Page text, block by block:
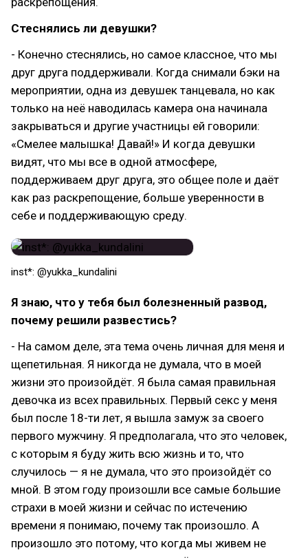
Стеснялись ли девушки?
- Конечно стеснялись, но самое классное, что мы
друг друга поддерживали. Когда снимали бэки на
мероприятии, одна из девушек танцевала, но как
только на неё наводилась камера она начинала
закрываться и другие участницы ей говорили:
«Смелее малышка! Давай!» И когда девушки
видят, что мы все в одной атмосфере,
поддерживаем друг друга, это общее поле и даёт
как раз раскрепощение, больше уверенности в
себе и поддерживающую среду.
inst*: @yukka_kundalini
Я знаю, что у тебя был болезненный развод,
почему решили развестись?
- На самом деле, эта тема очень личная для меня и
щепетильная. Я никогда не думала, что в моей
жизни это произойдёт. Я была самая правильная
девочка из всех правильных. Первый секс у меня
был после 18-ти лет, я вышла замуж за своего
первого мужчину. Я предполагала, что это человек,
с которым я буду жить всю жизнь и то, что
случилось — я не думала, что это произойдёт со
мной. В этом году произошли все самые большие
страхи в моей жизни и сейчас по истечению
времени я понимаю, почему так произошло. А
произошло это потому, что когда мы живем не